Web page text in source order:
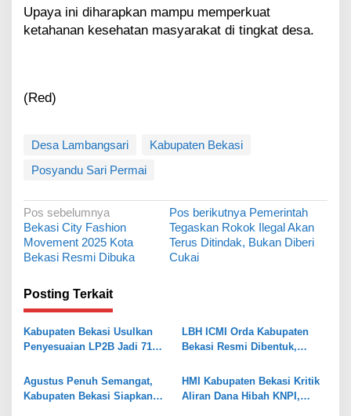
Upaya ini diharapkan mampu memperkuat
ketahanan kesehatan masyarakat di tingkat desa.
(Red)
Desa Lambangsari
Kabupaten Bekasi
Posyandu Sari Permai
N
a
v
g
a
s
p
Pos sebelumnya
Bekasi City Fashion
Movement 2025 Kota
Bekasi Resmi Dibuka
Pos berikutnya Pemerintah
Tegaskan Rokok Ilegal Akan
Terus Ditindak, Bukan Diberi
Cukai
Posting Terkait
Kabupaten Bekasi Usulkan
Penyesuaian LP2B Jadi 71
Industri dan Pertanian
LBH ICMI Orda Kabupaten
Bekasi Resmi Dibentuk,
Pendampingan Hukum
Agustus Penuh Semangat,
Kabupaten Bekasi Siapkan
HMI Kabupaten Bekasi Kritik
Aliran Dana Hibah KNPI,